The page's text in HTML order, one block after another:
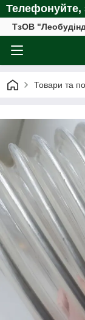
Телефонуйте,
ТзОВ
Товари та